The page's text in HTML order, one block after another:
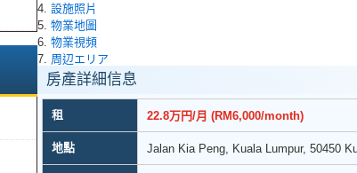
4. 設施照片
5. 物業地圖
6. 物業視頻
7. 周辺エリア
房產詳細信息
租 22.8万円/月 (RM6,000/month)
地點 Jalan Kia Peng, Kuala Lumpur, 50450